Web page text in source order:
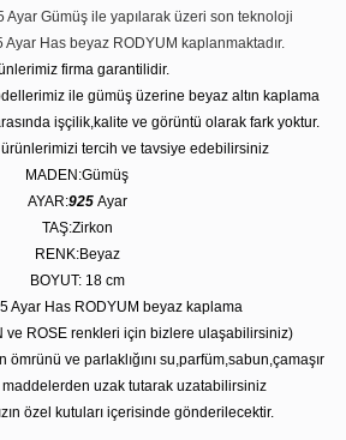
Gümüş ile yapılarak üzeri son teknoloji
Has beyaz RODYUM kaplanmaktadır.
firma garantilidir.
ile gümüş üzerine beyaz altın kaplama
işçilik,kalite ve görüntü olarak fark yoktur.
ürünlerimizi tercih ve tavsiye edebilirsiniz
MADEN:Gümüş
AYAR:925 Ayar
TAŞ:Zirkon
RENK:Beyaz
BOYUT: 18 cm
Ayar Has RODYUM beyaz kaplama
ve ROSE renkleri için bizlere ulaşabilirsiniz)
ömrünü ve parlaklığını su,parfüm,sabun,çamaşır
uzak tutarak uzatabilirsiniz
özel kutuları içerisinde gönderilecektir.